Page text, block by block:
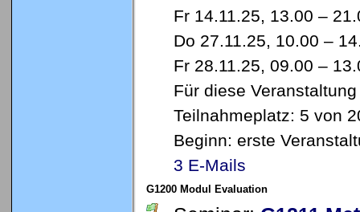
Fr 14.11.25, 13.00 –
Do 27.11.25, 10.00 –
Fr 28.11.25, 09.00 –
Für diese
Teilnahmeplatz: 5 von
Beginn: erste
3 E-Mails
G1200 Modul Evaluation